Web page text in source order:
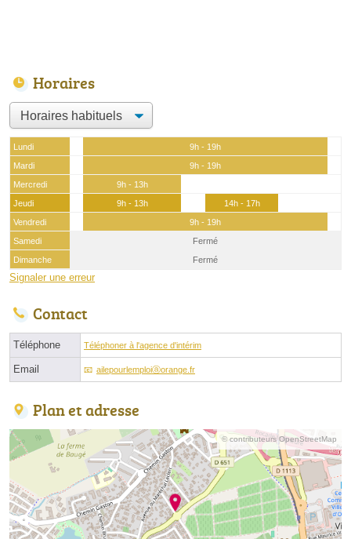
Horaires
Lundi
9h - 19h
Mardi
9h - 19h
Mercredi
9h - 13h
Jeudi
9h - 13h
14h - 17h
Vendredi
9h - 19h
Samedi
Fermé
Dimanche
Fermé
Signaler une erreur
Contact
Téléphone Téléphoner à l'agence d'intérim
Email ailepourlemploiⓐorange.fr
Plan et adresse
© contributeurs OpenStreetMap